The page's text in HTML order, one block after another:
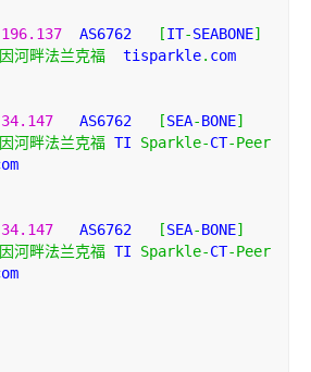
196.137
  AS6762
[IT-SEABONE]
河畔法兰克福
  tisparkle
. com
34.147
   AS6762
[SEA-BONE]
河畔法兰克福 TI Sparkle-CT-Peer
34.147
   AS6762
[SEA-BONE]
河畔法兰克福 TI Sparkle-CT-Peer